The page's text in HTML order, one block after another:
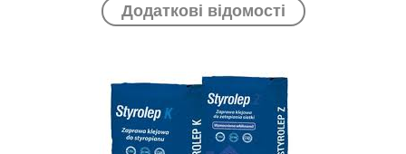
Додаткові відомості